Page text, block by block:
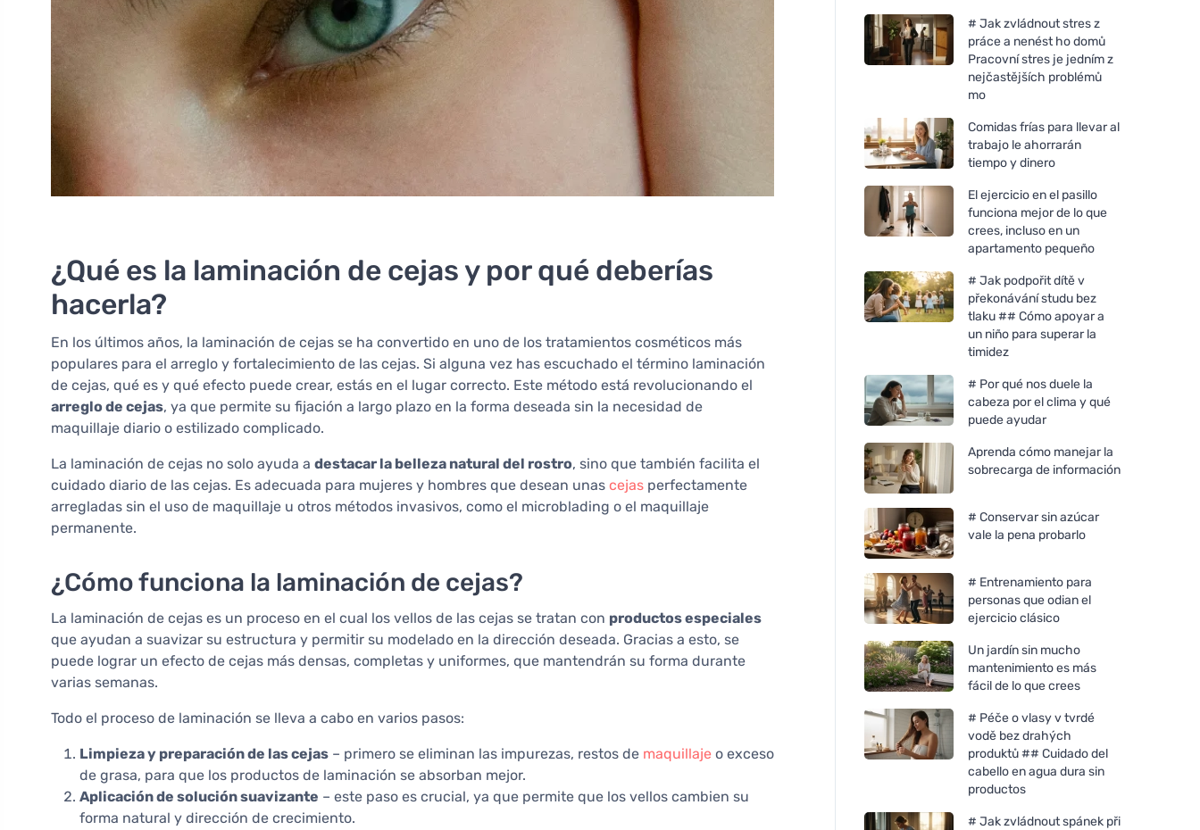
¿Qué es la laminación de cejas y por qué deberías
hacerla?
En los últimos años, la laminación de cejas se ha convertido en uno de los tratamientos cosméticos más
populares para el arreglo y fortalecimiento de las cejas. Si alguna vez has escuchado el término laminación
de cejas, qué es y qué efecto puede crear, estás en el lugar correcto. Este método está revolucionando el
arreglo de cejas, ya que permite su fijación a largo plazo en la forma deseada sin la necesidad de
maquillaje diario o estilizado complicado.
La laminación de cejas no solo ayuda a destacar la belleza natural del rostro, sino que también facilita el
cuidado diario de las cejas. Es adecuada para mujeres y hombres que desean unas cejas perfectamente
arregladas sin el uso de maquillaje u otros métodos invasivos, como el microblading o el maquillaje
permanente.
¿Cómo funciona la laminación de cejas?
La laminación de cejas es un proceso en el cual los vellos de las cejas se tratan con productos especiales
que ayudan a suavizar su estructura y permitir su modelado en la dirección deseada. Gracias a esto, se
puede lograr un efecto de cejas más densas, completas y uniformes, que mantendrán su forma durante
varias semanas.
Todo el proceso de laminación se lleva a cabo en varios pasos:
Limpieza y preparación de las cejas – primero se eliminan las impurezas, restos de maquillaje o exceso
de grasa, para que los productos de laminación se absorban mejor.
Aplicación de solución suavizante – este paso es crucial, ya que permite que los vellos cambien su
forma natural y dirección de crecimiento.
# Jak zvládnout stres z
práce a nenést ho domů
Pracovní stres je jedním z
nejčastějších problémů
mo
Comidas frías para llevar al
trabajo le ahorrarán
tiempo y dinero
El ejercicio en el pasillo
funciona mejor de lo que
crees, incluso en un
apartamento pequeño
# Jak podpořit dítě v
překonávání studu bez
tlaku ## Cómo apoyar a
un niño para superar la
timidez
# Por qué nos duele la
cabeza por el clima y qué
puede ayudar
Aprenda cómo manejar la
sobrecarga de información
# Conservar sin azúcar
vale la pena probarlo
# Entrenamiento para
personas que odian el
ejercicio clásico
Un jardín sin mucho
mantenimiento es más
fácil de lo que crees
# Péče o vlasy v tvrdé
vodě bez drahých
produktů ## Cuidado del
cabello en agua dura sin
productos
# Jak zvládnout spánek při